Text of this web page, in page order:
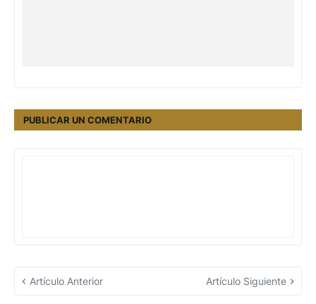
PUBLICAR UN COMENTARIO
Artículo Anterior Artículo Siguiente